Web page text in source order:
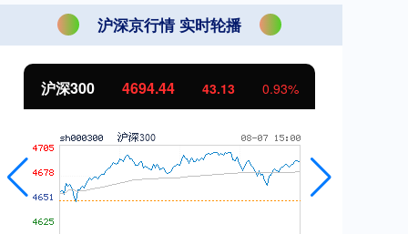
沪深京行情 实时轮播
北证50 1134.24 11.37 1.01%